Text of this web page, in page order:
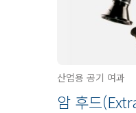
산업용 공기 여과
암 후드